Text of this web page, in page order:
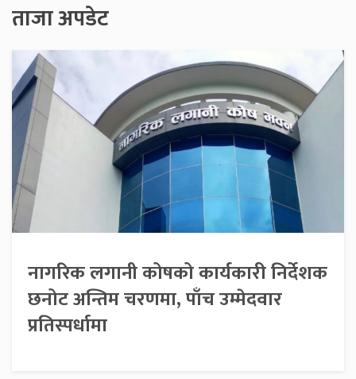
ताजा अपडेट
नागरिक लगानी कोषको कार्यकारी निर्देशक
छनोट अन्तिम चरणमा, पाँच उम्मेदवार
प्रतिस्पर्धामा